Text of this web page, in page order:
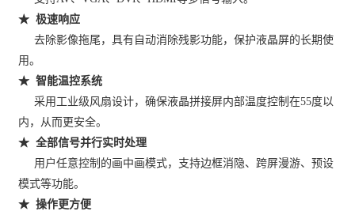
★ 极速响应
去除影像拖尾，具有自动消除残影功能，保护液晶屏的长期使
用。
★ 智能温控系统
采用工业级风扇设计，确保液晶拼接屏内部温度控制在55度以
内，从而更安全。
★ 全部信号并行实时处理
用户任意控制的画中画模式，支持边框消隐、跨屏漫游、预设
模式等功能。
★ 操作更方便